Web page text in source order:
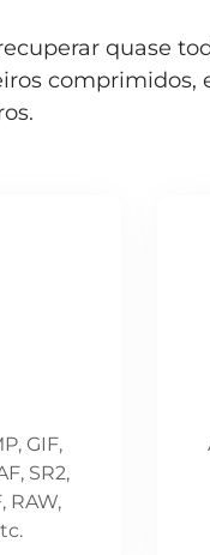
quase
comprimidos,
GIF,
SR2,
RAW,